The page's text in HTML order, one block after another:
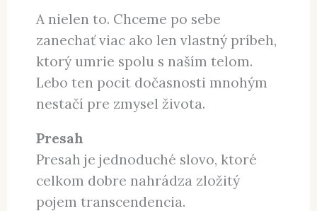
Ak stratíme chuť hľadieť do
budúcnosti a ak sme znechutení z
pohľadu do vlastnej minulosti, tak
nám náš život nedáva zmysel.
A nielen to. Chceme po sebe
zanechať viac ako len vlastný príbeh,
ktorý umrie spolu s naším telom.
Lebo ten pocit dočasnosti mnohým
nestačí pre zmysel života.